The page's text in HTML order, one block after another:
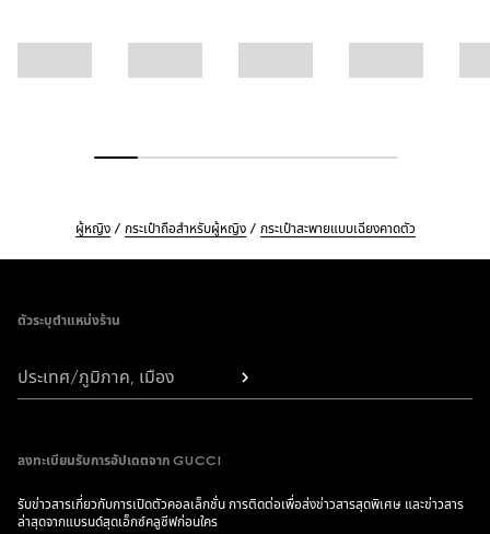
ผู้หญิง กระเป๋าถือสำหรับผู้หญิง กระเป๋าสะพายแบบเฉียงคาดตัว
ตัวระบุตำแหน่งร้าน
ประเทศ/ภูมิภาค, เมือง
ลงทะเบียนรับการอัปเดตจาก GUCCI
รับข่าวสารเกี่ยวกับการเปิดตัวคอลเล็กชั่น การติดต่อเพื่อส่งข่าวสารสุดพิเศษ และข่าวสาร
ล่าสุดจากแบรนด์สุดเอ็กซ์คลูซีฟก่อนใคร